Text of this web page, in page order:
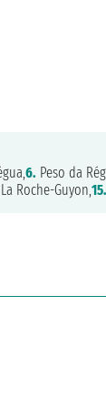
6. Peso da
La Roche-Guyon,15.